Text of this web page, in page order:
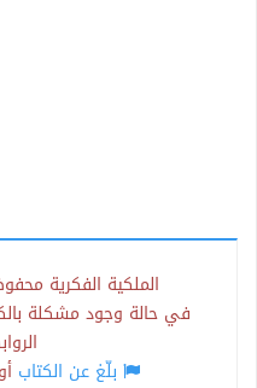
الملكية الفكرية
في حالة وجود مشكلة
بلّغ عن الكتاب